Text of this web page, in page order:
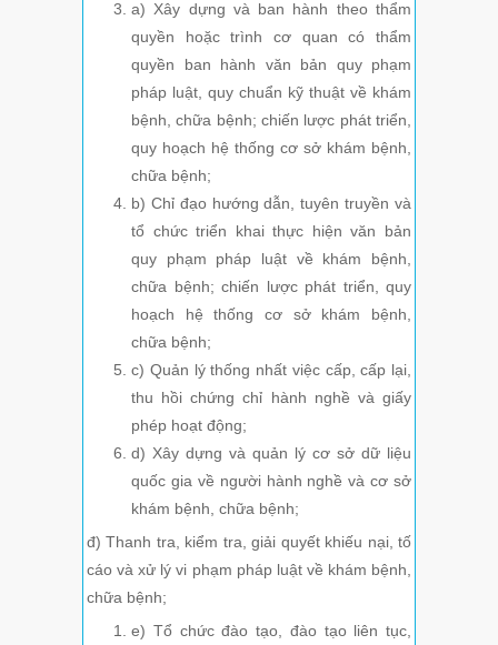
a) Xây dựng và ban hành theo thẩm
quyền hoặc trình cơ quan có thẩm
quyền ban hành văn bản quy phạm
pháp luật, quy chuẩn kỹ thuật về khám
bệnh, chữa bệnh; chiến lược phát triển,
quy hoạch hệ thống cơ sở khám bệnh,
chữa bệnh;
b) Chỉ đạo hướng dẫn, tuyên truyền và
tổ chức triển khai thực hiện văn bản
quy phạm pháp luật về khám bệnh,
chữa bệnh; chiến lược phát triển, quy
hoạch hệ thống cơ sở khám bệnh,
chữa bệnh;
c) Quản lý thống nhất việc cấp, cấp lại,
thu hồi chứng chỉ hành nghề và giấy
phép hoạt động;
d) Xây dựng và quản lý cơ sở dữ liệu
quốc gia về người hành nghề và cơ sở
khám bệnh, chữa bệnh;
đ) Thanh tra, kiểm tra, giải quyết khiếu nại, tố
cáo và xử lý vi phạm pháp luật về khám bệnh,
chữa bệnh;
e) Tổ chức đào tạo, đào tạo liên tục,